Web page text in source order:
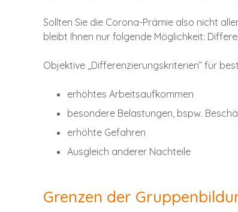
Sollten Sie die Corona-Prämie also nicht
bleibt Ihnen nur folgende Möglichkeit:
Objektive „Differenzierungskriterien” für
erhöhtes Arbeitsaufkommen
besondere Belastungen, bspw.
erhöhte Gefahren
Ausgleich anderer Nachteile
Grenzen der